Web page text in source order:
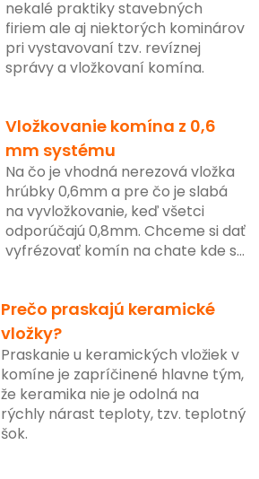
nekalé praktiky stavebných
firiem ale aj niektorých kominárov
pri vystavovaní tzv. revíznej
správy a vložkovaní komína.
Vložkovanie komína z 0,6
mm systému
Na čo je vhodná nerezová vložka
hrúbky 0,6mm a pre čo je slabá
na vyvložkovanie, keď všetci
odporúčajú 0,8mm. Chceme si dať
vyfrézovať komín na chate kde sa
Prečo praskajú keramické
vložky?
Praskanie u keramických vložiek v
komíne je zapríčinené hlavne tým,
že keramika nie je odolná na
rýchly nárast teploty, tzv. teplotný
šok.